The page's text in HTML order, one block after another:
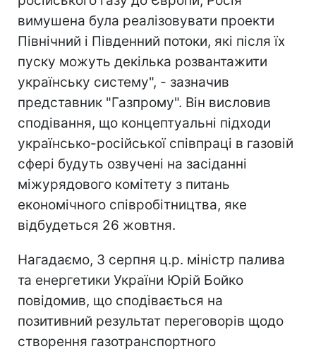
вимушена була реалізовувати проекти
Північний і Південний потоки, які після їх
пуску можуть декілька розвантажити
українську систему", - зазначив
представник "Газпрому". Він висловив
сподівання, що концептуальні підходи
українсько-російської співпраці в газовій
сфері будуть озвучені на засіданні
міжурядового комітету з питань
економічного співробітництва, яке
відбудеться 26 жовтня.
Нагадаємо, 3 серпня ц.р. міністр палива
та енергетики України Юрій Бойко
повідомив, що сподівається на
позитивний результат переговорів щодо
створення газотранспортного